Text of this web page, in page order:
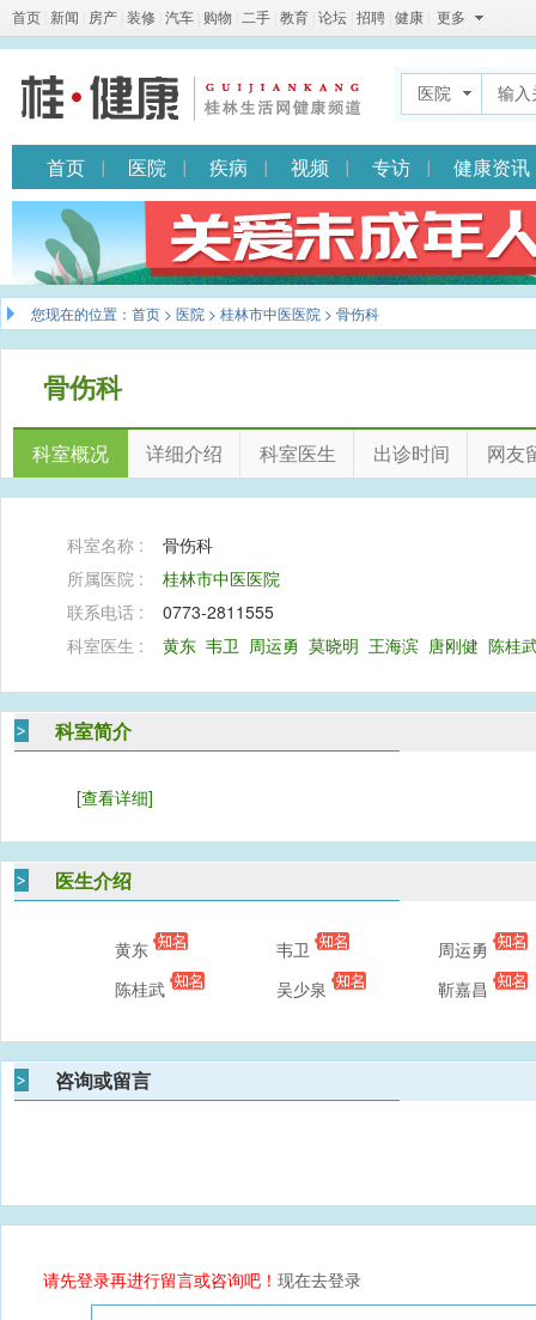
首页 新闻 房产 装修 汽车 购物 二手 教育 论坛 招聘 健康 更多
医院
首页 医院 疾病 视频 专访 健康资讯
您现在的位置： 首页 > 医院 > 桂林市中医医院 > 骨伤科
骨伤科
科室概况 详细介绍 科室医生 出诊时间 网友
科室名称 :
骨伤科
所属医院 :
桂林市中医医院
联系电话 :
0773-2811555
科室医生 :
黄东 韦卫 周运勇 莫晓明 王海滨 唐刚健 陈桂
科室简介
[查看详细]
医生介绍
黄东 韦卫
周运勇
陈桂武
吴少泉 靳嘉昌